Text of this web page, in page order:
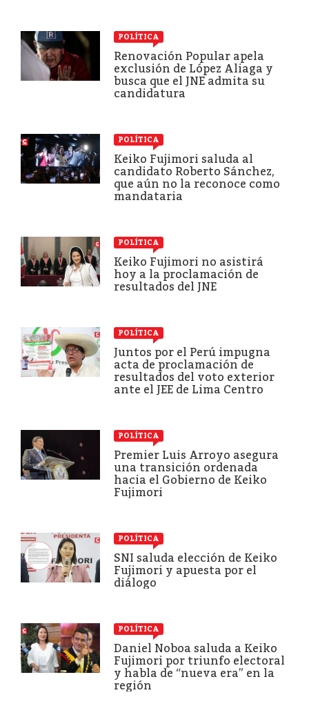
POLÍTICA
Renovación Popular apela
exclusión de López Aliaga y
busca que el JNE admita su
candidatura
POLÍTICA
Keiko Fujimori saluda al
candidato Roberto Sánchez,
que aún no la reconoce como
mandataria
POLÍTICA
Keiko Fujimori no asistirá
hoy a la proclamación de
resultados del JNE
POLÍTICA
Juntos por el Perú impugna
acta de proclamación de
resultados del voto exterior
ante el JEE de Lima Centro
POLÍTICA
Premier Luis Arroyo asegura
una transición ordenada
hacia el Gobierno de Keiko
Fujimori
POLÍTICA
SNI saluda elección de Keiko
Fujimori y apuesta por el
diálogo
POLÍTICA
Daniel Noboa saluda a Keiko
Fujimori por triunfo electoral
y habla de “nueva era” en la
región